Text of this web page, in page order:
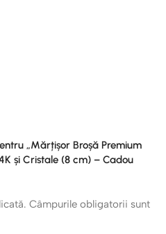
„Mărțișor Broșă Premium
și Cristale (8 cm) – Cadou
Câmpurile obligatorii sunt